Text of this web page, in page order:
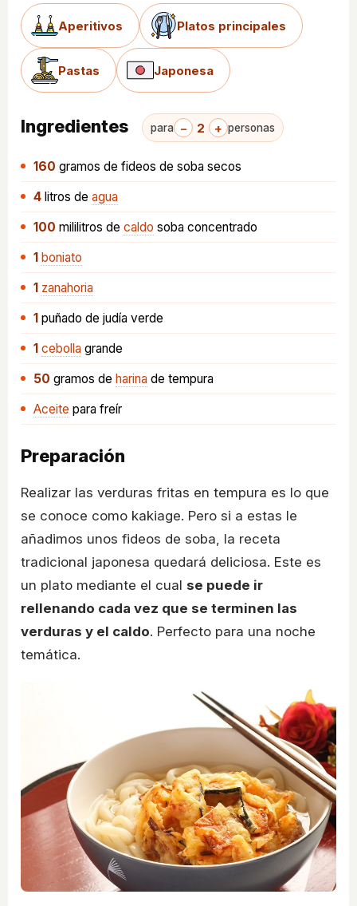
Aperitivos Platos principales
Pastas Japonesa
Ingredientes para − 2 + personas
160 gramos de fideos de soba secos
4 litros de agua
100 mililitros de caldo soba concentrado
1 boniato
1 zanahoria
1 puñado de judía verde
1 cebolla grande
50 gramos de harina de tempura
Aceite para freír
Preparación
Realizar las verduras fritas en tempura es lo que
se conoce como kakiage. Pero si a estas le
añadimos unos fideos de soba, la receta
tradicional japonesa quedará deliciosa. Este es
un plato mediante el cual se puede ir
rellenando cada vez que se terminen las
verduras y el caldo. Perfecto para una noche
temática.